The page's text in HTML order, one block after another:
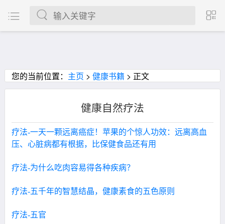
您的当前位置： 主页 >健康书籍 > 正文
健康自然疗法
疗法-一天一颗远离癌症！苹果的个惊人功效：远离高血
压、心脏病都有根据，比保健食品还有用
疗法-为什么吃肉容易得各种疾病？
疗法-五千年的智慧结晶，健康素食的五色原则
疗法-五官